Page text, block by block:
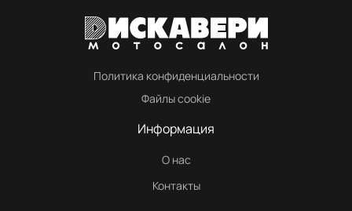
Политика конфиденциальности
Файлы cookie
Информация
О нас
Контакты